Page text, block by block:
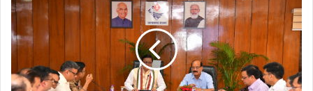
जंगलों
पर
गंभीर
होती
दिख
रही